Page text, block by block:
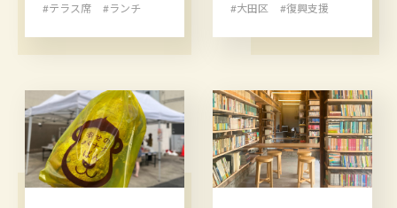
#テラス席
#ランチ
#大田区
#復興支援